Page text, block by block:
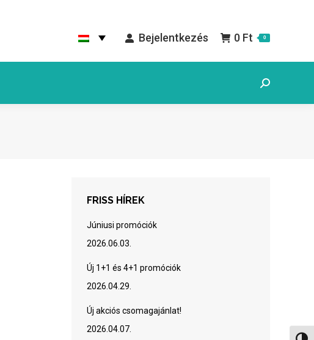
Bejelentkezés 0 Ft 0
Search:
FRISS HÍREK
Júniusi promóciók
2026.06.03.
Új 1+1 és 4+1 promóciók
2026.04.29.
Új akciós csomagajánlat!
2026.04.07.